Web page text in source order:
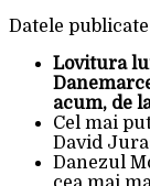
Datele
Lovitura
acum, de
Cel mai
David
Danezul